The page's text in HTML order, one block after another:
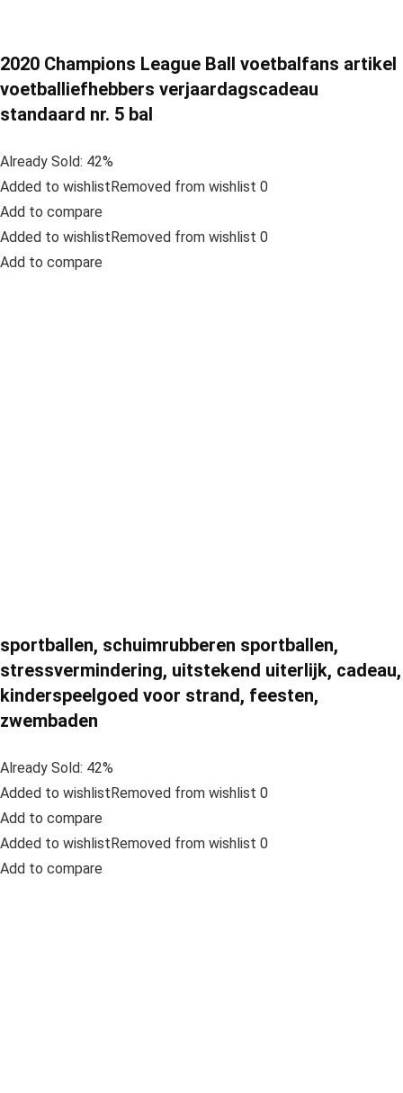
2020 Champions League Ball voetbalfans artikel
voetballiefhebbers verjaardagscadeau
standaard nr. 5 bal
Already Sold: 42%
Added to wishlistRemoved from wishlist 0
Add to compare
Added to wishlistRemoved from wishlist 0
Add to compare
sportballen, schuimrubberen sportballen,
stressvermindering, uitstekend uiterlijk, cadeau,
kinderspeelgoed voor strand, feesten,
zwembaden
Already Sold: 42%
Added to wishlistRemoved from wishlist 0
Add to compare
Added to wishlistRemoved from wishlist 0
Add to compare